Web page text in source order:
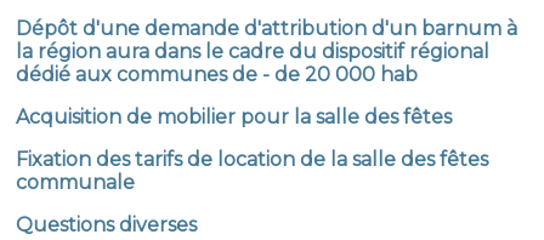
Dépôt d'une demande d'attribution d'un barnum à
la région aura dans le cadre du dispositif régional
dédié aux communes de - de 20 000 hab
Acquisition de mobilier pour la salle des fêtes
Fixation des tarifs de location de la salle des fêtes
communale
Questions diverses